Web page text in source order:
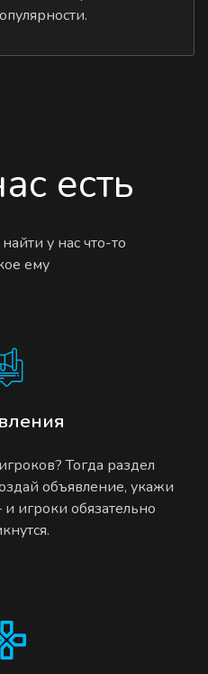
есть
у нас что-то
ему
Тогда раздел
объявление, укажи
игроки обязательно